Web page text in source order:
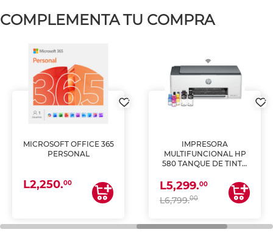
COMPLEMENTA TU COMPRA
MICROSOFT OFFICE 365
PERSONAL
L2,250.00
IMPRESORA
MULTIFUNCIONAL HP
580 TANQUE DE TINTA
ESCANEA)
L5,299.00
L6,799.00